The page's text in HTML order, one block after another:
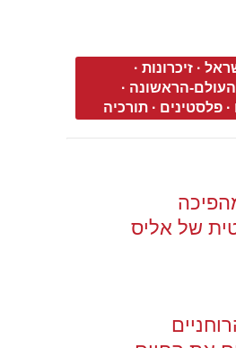
· זיכרונות ·
הראשונה ·
·פלסטינים ·תורכיה
של אליס